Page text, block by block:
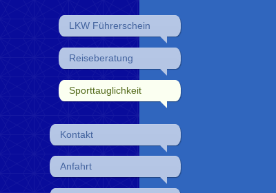
LKW Führerschein
Reiseberatung
Sporttauglichkeit
Kontakt
Anfahrt